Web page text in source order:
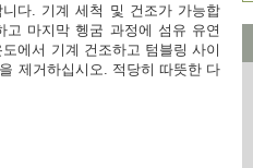
다. 기계 세척 및 건조가 가능합
고 마지막 헹굼 과정에 섬유 유연
에서 기계 건조하고 텀블링 사이
제거하십시오. 적당히 따뜻한 다